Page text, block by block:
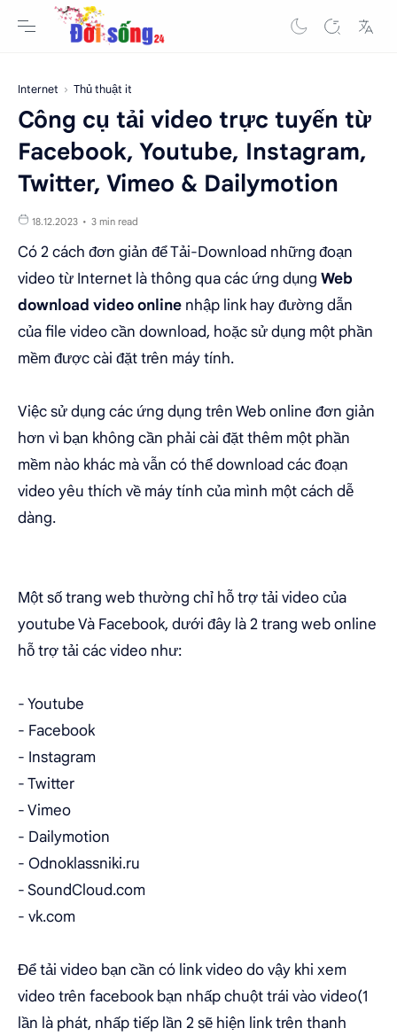
Internet Thủ thuật it
Công cụ tải video trực tuyến từ
Facebook, Youtube, Instagram,
Twitter, Vimeo & Dailymotion
3 min read
Có 2 cách đơn giản để Tải-Download những đoạn
video từ Internet là thông qua các ứng dụng Web
download video online nhập link hay đường dẫn
của file video cần download, hoặc sử dụng một phần
mềm được cài đặt trên máy tính.
Việc sử dụng các ứng dụng trên Web online đơn giản
hơn vì bạn không cần phải cài đặt thêm một phần
mềm nào khác mà vẫn có thể download các đoạn
video yêu thích về máy tính của mình một cách dễ
dàng.
Một số trang web thường chỉ hỗ trợ tải video của
youtube Và Facebook, dưới đây là 2 trang web online
hỗ trợ tải các video như:
- Youtube
- Facebook
- Instagram
- Twitter
- Vimeo
- Dailymotion
- Odnoklassniki.ru
- SoundCloud.com
- vk.com
Để tải video bạn cần có link video do vậy khi xem
video trên facebook bạn nhấp chuột trái vào video(1
lần là phát, nhấp tiếp lần 2 sẽ hiện link trên thanh